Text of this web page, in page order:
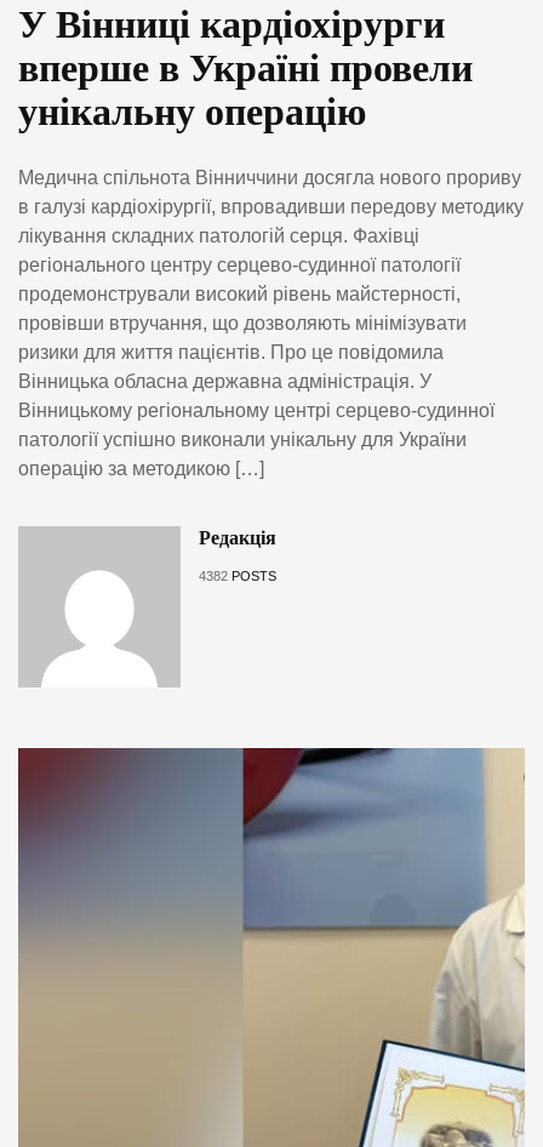
У Вінниці кардіохірурги
вперше в Україні провели
унікальну операцію
Медична спільнота Вінниччини досягла нового прориву
в галузі кардіохірургії, впровадивши передову методику
лікування складних патологій серця. Фахівці
регіонального центру серцево-судинної патології
продемонстрували високий рівень майстерності,
провівши втручання, що дозволяють мінімізувати
ризики для життя пацієнтів. Про це повідомила
Вінницька обласна державна адміністрація. У
Вінницькому регіональному центрі серцево-судинної
патології успішно виконали унікальну для України
операцію за методикою […]
Редакція
4382 POSTS